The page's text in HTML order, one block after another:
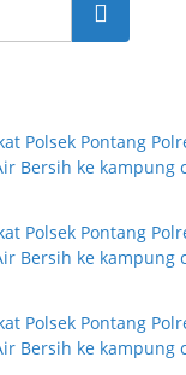
Cari
Polsek Pontang
Bersih ke kampung
Polsek Pontang
Bersih ke kampung
Polsek Pontang
Bersih ke kampung